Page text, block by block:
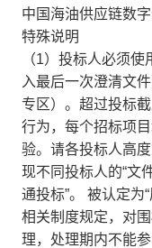
中国海油供应链数
特殊说明
（1）投标人必须
入最后一次澄清文
专区）。超过投标
行为，每个招标项
验。请各投标人高
现不同投标人的“文
通投标”。 被认定为
相关制度规定，对
理，处理期内不能